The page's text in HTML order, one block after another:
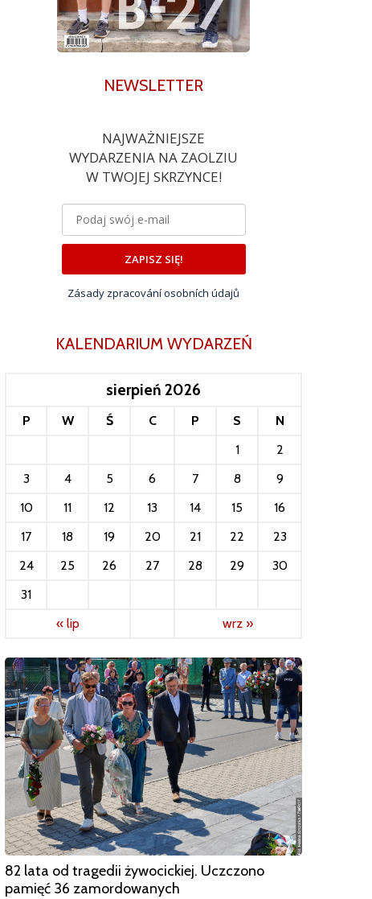
NEWSLETTER
NAJWAŻNIEJSZE
WYDARZENIA NA ZAOLZIU
W TWOJEJ SKRZYNCE!
ZAPISZ SIĘ!
Zásady zpracování osobních údajů
KALENDARIUM WYDARZEŃ
sierpień 2026
P W Ś C P S
N
1
2
3
4 5 6 7 8
9
10
11 12 13 14 15
16
17
18 19 20 21 22
23
24
25 26 27 28 29
30
31
« lip
wrz »
82 lata od tragedii żywocickiej. Uczczono
pamięć 36 zamordowanych